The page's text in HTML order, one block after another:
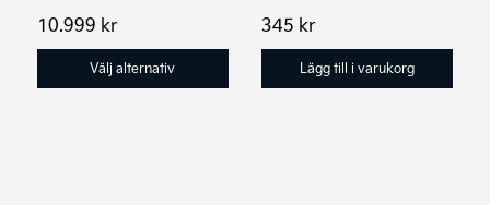
10.999 kr
Välj alternativ
345 kr
Lägg till i varukorg